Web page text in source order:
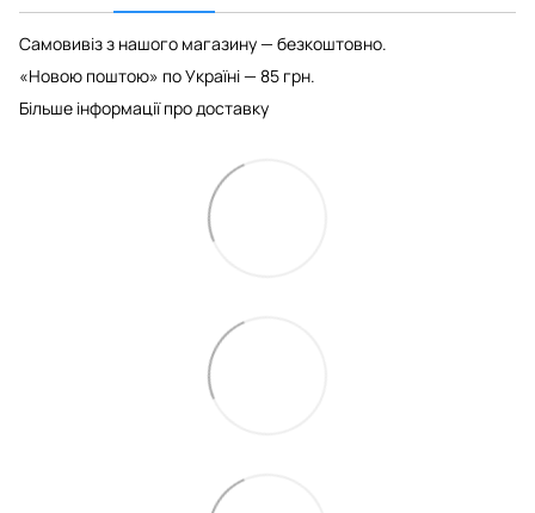
Самовивіз з нашого магазину — безкоштовно.
«Новою поштою» по Україні — 85 грн.
Більше інформації про доставку